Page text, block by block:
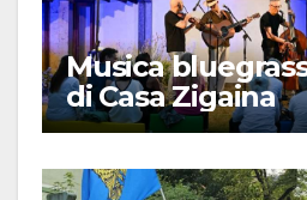
Musica
di Casa Zigaina